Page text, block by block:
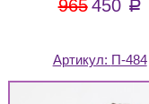
965 450 a
Артикул: П-484